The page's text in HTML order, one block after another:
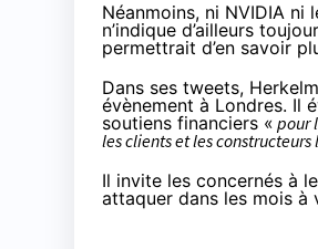
Néanmoins, ni NVIDIA
n’indique d’ailleurs
permettrait d’en savoir
Dans ses tweets,
évènement à Londres. Il
soutiens financiers « pour
les clients et les constructeurs
Il invite les concernés à
attaquer dans les mois à